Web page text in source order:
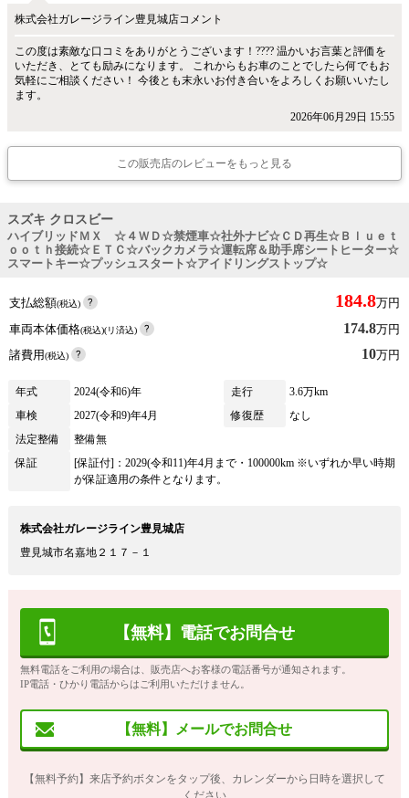
株式会社ガレージライン豊見城店コメント
この度は素敵な口コミをありがとうございます！???? 温かいお言葉と評価を
いただき、とても励みになります。 これからもお車のことでしたら何でもお
気軽にご相談ください！ 今後とも末永いお付き合いをよろしくお願いいたし
ます。
2026年06月29日 15:55
この販売店のレビューをもっと見る
スズキ クロスビー
ハイブリッドＭＸ ☆４ＷＤ☆禁煙車☆社外ナビ☆ＣＤ再生☆Ｂｌｕｅｔ
ｏｏｔｈ接続☆ＥＴＣ☆バックカメラ☆運転席＆助手席シートヒーター☆
スマートキー☆プッシュスタート☆アイドリングストップ☆
支払総額(税込) 184.8万円
車両本体価格(税込)(リ済込) 174.8万円
諸費用(税込) 10万円
年式 2024(令和6)年 走行
3.6万km
車検
2027(令和9)年4月 修復歴
なし
法定整備
整備無
保証
[保証付]：2029(令和11)年4月まで・100000km ※いずれか早い時期
が保証適用の条件となります。
株式会社ガレージライン豊見城店
豊見城市名嘉地２１７－１
【無料】電話でお問合せ
無料電話をご利用の場合は、販売店へお客様の電話番号が通知されます。
IP電話・ひかり電話からはご利用いただけません。
【無料】メールでお問合せ
【無料予約】来店予約ボタンをタップ後、カレンダーから日時を選択して